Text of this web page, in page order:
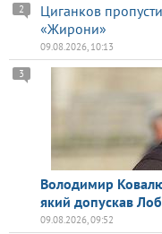
Циганков
«Жирони»
2
09.08.2026, 10:13
Володимир
який допускав
3
09.08.2026, 09:52